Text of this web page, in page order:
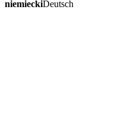
niemieckiDeutsch